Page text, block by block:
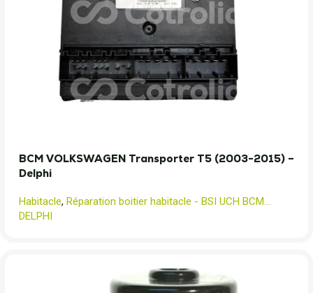
BCM VOLKSWAGEN Transporter T5 (2003-2015) –
Delphi
Habitacle, Réparation boitier habitacle - BSI UCH BCM...
DELPHI